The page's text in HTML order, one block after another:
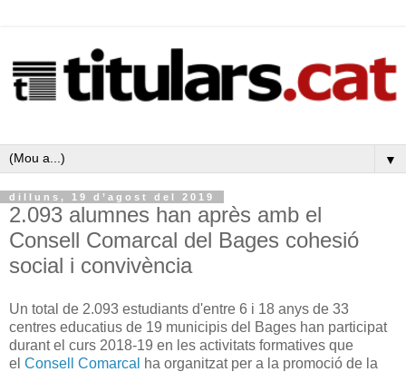
▼
dilluns, 19 d’agost del 2019
2.093 alumnes han après amb el
Consell Comarcal del Bages cohesió
social i convivència
Un total de 2.093 estudiants d'entre 6 i 18 anys de 33
centres educatius de 19 municipis del Bages han participat
durant el curs 2018-19 en les activitats formatives que
el Consell Comarcal
ha organitzat per a la promoció de la